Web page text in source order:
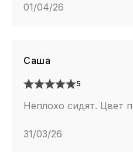
01/04/26
Саша
5
Неплохо сидят. Цвет
31/03/26